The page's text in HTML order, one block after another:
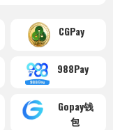
CGPay
988Pay
Gopay钱
包